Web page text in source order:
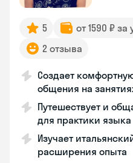
5 от 1590 ₽ за
2 отзыва
Создает
общения на
Путешествует и
для практики языка
Изучает
расширения опыта